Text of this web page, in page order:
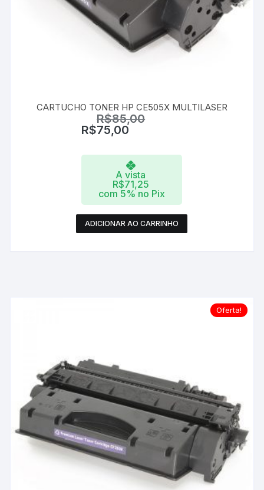
CARTUCHO TONER HP CE505X MULTILASER
R$85,00
R$75,00
A vista
R$71,25
com 5% no Pix
ADICIONAR AO CARRINHO
Oferta!